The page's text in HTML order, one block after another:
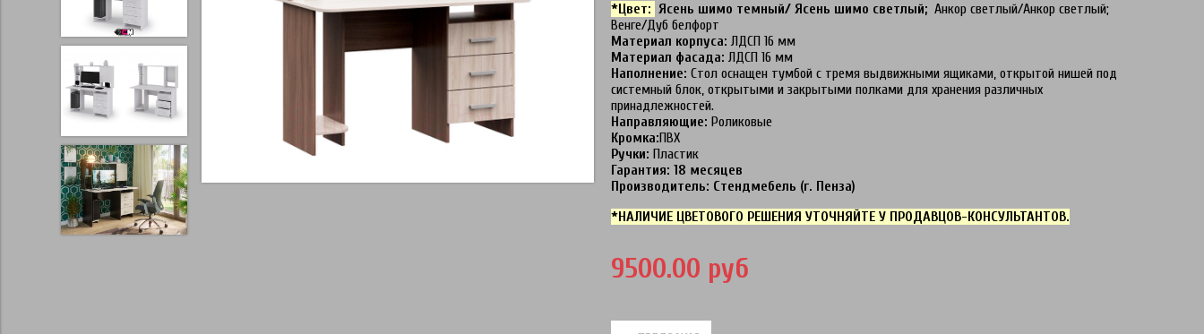
*Цвет: Ясень шимо темный/ Ясень шимо светлый; Анкор светлый/Анкор светлый;
Венге/Дуб белфорт
Материал корпуса: ЛДСП 16 мм
Материал фасада: ЛДСП 16 мм
Наполнение: Стол оснащен тумбой с тремя выдвижными ящиками, открытой нишей под
системный блок, открытыми и закрытыми полками для хранения различных
принадлежностей.
Направляющие: Роликовые
Кромка:ПВХ
Ручки: Пластик
Гарантия: 18 месяцев
Производитель: Стендмебель (г. Пенза)
*НАЛИЧИЕ ЦВЕТОВОГО РЕШЕНИЯ УТОЧНЯЙТЕ У ПРОДАВЦОВ-КОНСУЛЬТАНТОВ.
9500.00 руб